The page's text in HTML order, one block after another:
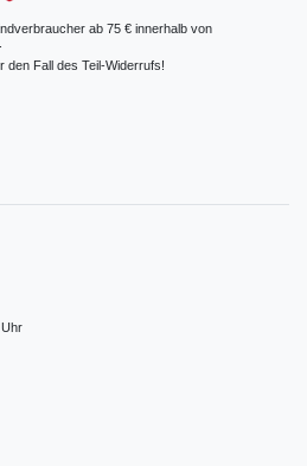
ab 75 € innerhalb von
den Fall des Teil-Widerrufs!